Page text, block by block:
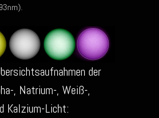
der
, Natrium-, Weiß-,
Kalzium-Licht: